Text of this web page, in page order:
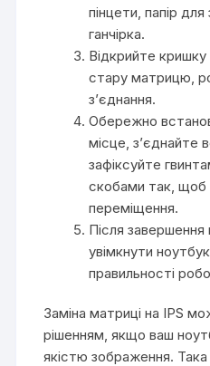
пінцети, папір
ганчірка.
Відкрийте кришку
стару матрицю,
з’єднання.
Обережно
місце, з’єднайте
зафіксуйте
скобами так, щоб
переміщення.
Після завершення
увімкнути
правильності
Заміна матриці на IPS
рішенням, якщо ваш
якістю зображення.